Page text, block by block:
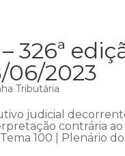
326ª
06/2023
Tributária
judicial
contrária ao
100 | Plenário